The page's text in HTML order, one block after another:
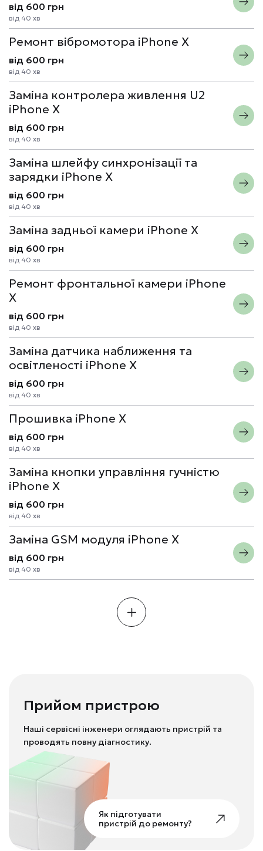
від 600 грн
від 40 хв
Ремонт вібромотора iPhone X
від 600 грн
від 40 хв
Заміна контролера живлення U2
iPhone X
від 600 грн
від 40 хв
Заміна шлейфу синхронізації та
зарядки iPhone X
від 600 грн
від 40 хв
Заміна задньої камери iPhone X
від 600 грн
від 40 хв
Ремонт фронтальної камери iPhone
X
від 600 грн
від 40 хв
Заміна датчика наближення та
освітленості iPhone X
від 600 грн
від 40 хв
Прошивка iPhone X
від 600 грн
від 40 хв
Заміна кнопки управління гучністю
iPhone X
від 600 грн
від 40 хв
Заміна GSM модуля iPhone X
від 600 грн
від 40 хв
Прийом пристрою
Наші сервісні інженери оглядають пристрій та
проводять повну діагностику.
Як підготувати
пристрій до ремонту?